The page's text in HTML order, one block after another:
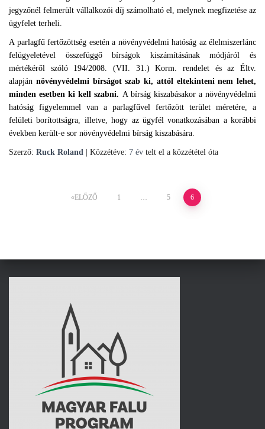
jegyzőnél felmerült vállalkozói díj számolható el, melynek megfizetése az
ügyfelet terheli.
A parlagfű fertőzöttség esetén a növényvédelmi hatóság az élelmiszerlánc
felügyeletével összefüggő bírságok kiszámításának módjáról és
mértékéről szóló 194/2008. (VII. 31.) Korm. rendelet és az Éltv.
alapján növényvédelmi bírságot szab ki, attól eltekinteni nem lehet,
minden esetben ki kell szabni. A bírság kiszabásakor a növényvédelmi
hatóság figyelemmel van a parlagfűvel fertőzött terület méretére, a
felületi borítottságra, illetve, hogy az ügyfél vonatkozásában a korábbi
években került-e sor növényvédelmi bírság kiszabására.
Szerző: Ruck Roland | Közzétéve: 7 év telt el a közzététel óta
Bejegyzések
ELŐZŐ 1 5 6